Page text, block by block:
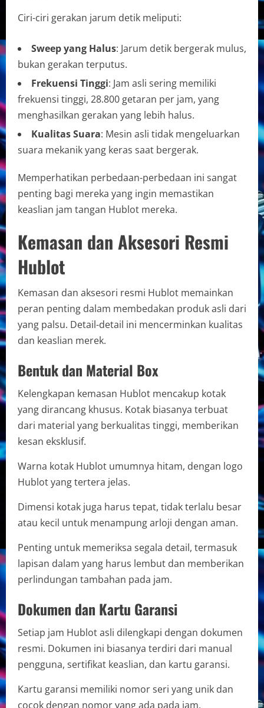
Ciri-ciri gerakan jarum detik meliputi:
Sweep yang Halus: Jarum detik bergerak mulus,
bukan gerakan terputus.
Frekuensi Tinggi: Jam asli sering memiliki
frekuensi tinggi, 28.800 getaran per jam, yang
menghasilkan gerakan yang lebih halus.
Kualitas Suara: Mesin asli tidak mengeluarkan
suara mekanik yang keras saat bergerak.
Memperhatikan perbedaan-perbedaan ini sangat
penting bagi mereka yang ingin memastikan
keaslian jam tangan Hublot mereka.
Kemasan dan Aksesori Resmi
Hublot
Kemasan dan aksesori resmi Hublot memainkan
peran penting dalam membedakan produk asli dari
yang palsu. Detail-detail ini mencerminkan kualitas
dan keaslian merek.
Bentuk dan Material Box
Kelengkapan kemasan Hublot mencakup kotak
yang dirancang khusus. Kotak biasanya terbuat
dari material yang berkualitas tinggi, memberikan
kesan eksklusif.
Warna kotak Hublot umumnya hitam, dengan logo
Hublot yang tertera jelas.
Dimensi kotak juga harus tepat, tidak terlalu besar
atau kecil untuk menampung arloji dengan aman.
Penting untuk memeriksa segala detail, termasuk
lapisan dalam yang harus lembut dan memberikan
perlindungan tambahan pada jam.
Dokumen dan Kartu Garansi
Setiap jam Hublot asli dilengkapi dengan dokumen
resmi. Dokumen ini biasanya terdiri dari manual
pengguna, sertifikat keaslian, dan kartu garansi.
Kartu garansi memiliki nomor seri yang unik dan
cocok dengan nomor yang ada pada jam.